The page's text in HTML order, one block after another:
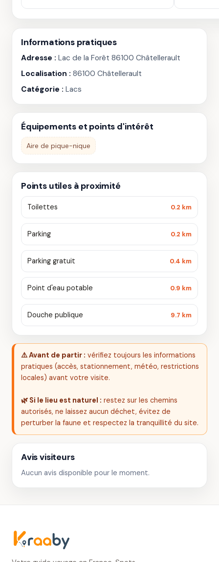
Informations pratiques
Adresse : Lac de la Forêt 86100 Châtellerault
Localisation : 86100 Châtellerault
Catégorie : Lacs
Équipements et points d'intérêt
Aire de pique-nique
Points utiles à proximité
Toilettes 0.2 km
Parking 0.2 km
Parking gratuit 0.4 km
Point d'eau potable 0.9 km
Douche publique 9.7 km
⚠️ Avant de partir : vérifiez toujours les informations
pratiques (accès, stationnement, météo, restrictions
locales) avant votre visite.
🌿 Si le lieu est naturel : restez sur les chemins
autorisés, ne laissez aucun déchet, évitez de
perturber la faune et respectez la tranquillité du site.
Avis visiteurs
Aucun avis disponible pour le moment.